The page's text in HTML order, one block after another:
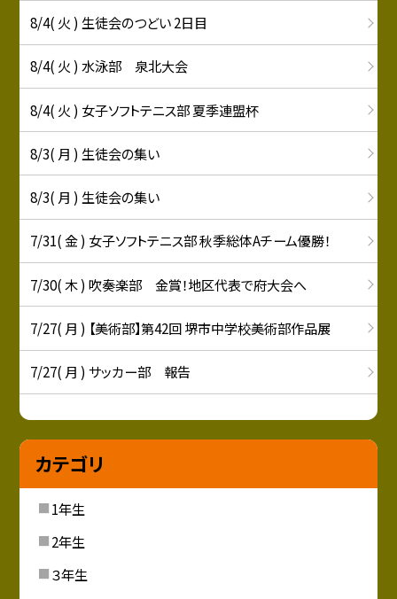
8/4( 火 ) 生徒会のつどい 2日目
8/4( 火 ) 水泳部 泉北大会
8/4( 火 ) 女子ソフトテニス部 夏季連盟杯
8/3( 月 ) 生徒会の集い
8/3( 月 ) 生徒会の集い
7/31( 金 ) 女子ソフトテニス部 秋季総体Aチーム優勝！
7/30( 木 ) 吹奏楽部 金賞！地区代表で府大会へ
7/27( 月 ) 【美術部】第42回 堺市中学校美術部作品展
7/27( 月 ) サッカー部 報告
カテゴリ
1年生
2年生
３年生